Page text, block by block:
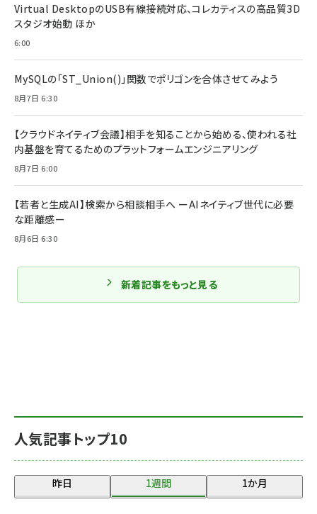
人気記事トップ10
昨日 1週間 1か月
Virtual DesktopのUSB有線接続対応、コレカティスの高品質3D
スタジオ始動 ほか
6:00
MySQLの「ST_Union()」関数でポリゴンを合体させてみよう
8月7日 6:30
【クラウドネイティブ会議】相手を知ることから始める、使われる社
内基盤を育てるためのプラットフォームエンジニアリング
8月7日 6:00
【若者と生成AI】検索から相談相手へ ーAIネイティブ世代に必要
な距離感ー
8月6日 6:30
新着記事をもっと見る